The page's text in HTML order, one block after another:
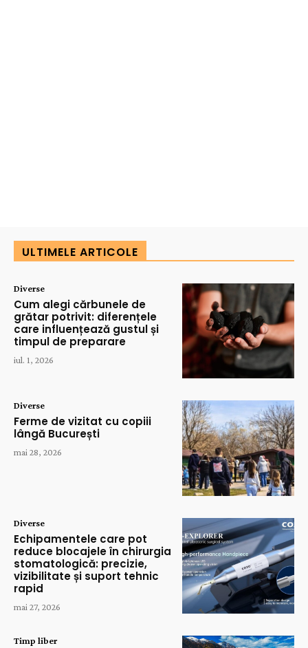
ULTIMELE ARTICOLE
Diverse
Cum alegi cărbunele de
grătar potrivit: diferențele
care influențează gustul și
timpul de preparare
iul. 1, 2026
Diverse
Ferme de vizitat cu copiii
lângă București
mai 28, 2026
Diverse
Echipamentele care pot
reduce blocajele în chirurgia
stomatologică: precizie,
vizibilitate și suport tehnic
rapid
mai 27, 2026
Timp liber